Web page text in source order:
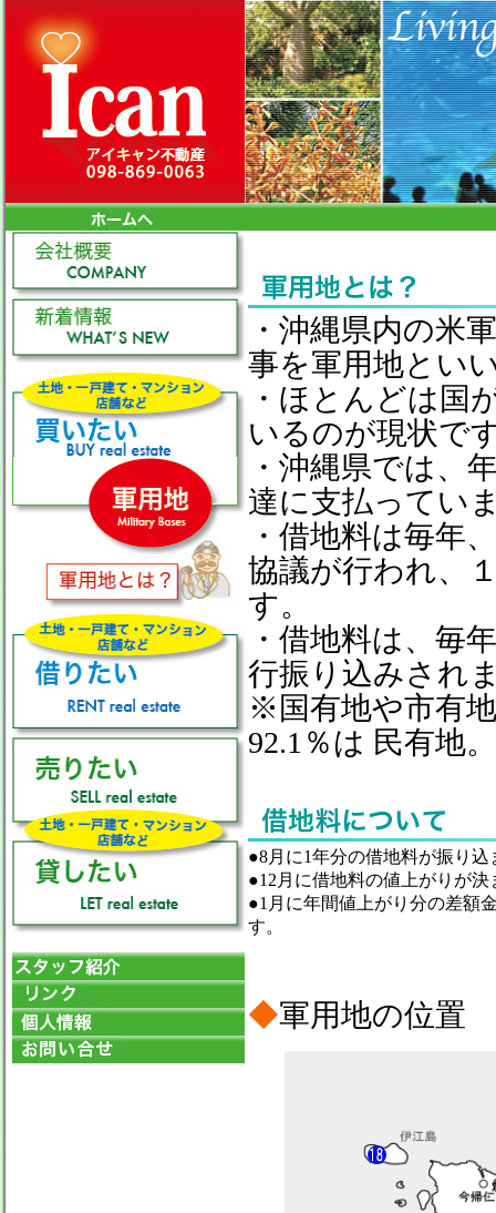
・沖縄県内の米
事を軍用地とい
・ほとんどは国
いるのが現状で
・沖縄県では、
達に支払ってい
・借地料は毎年
協議が行われ、
す。
・借地料は、毎
行振り込みされ
※国有地や市有
92.1％は 民有地。
●8月に1年分の借地料が振り込
●12月に借地料の値上がりが決
●1月に年間値上がり分の差額
す。
◆軍用地の位置